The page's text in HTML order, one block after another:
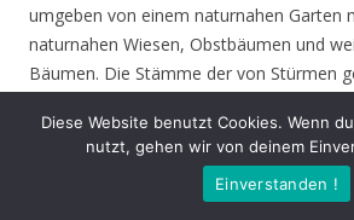
umgeben von einem naturnahen Garten
naturnahen Wiesen, Obstbäumen und
Bäumen. Die Stämme der von Stürmen
Vögeln als Nahrungs-und Brutstätte.
Beide sind Mitbegründer des NABU
Diese Website benutzt Cookies. Wenn
nutzt, gehen wir von deinem
Einverstanden !